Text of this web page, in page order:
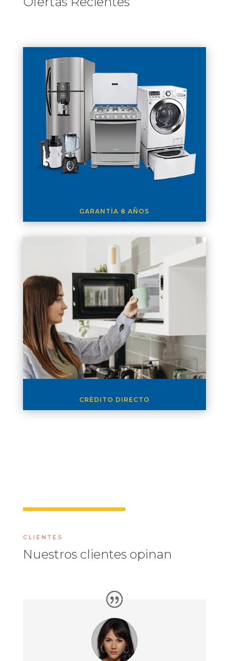
GARANTÌA 8 AÑOS
CRÈDITO DIRECTO
CLIENTES
Nuestros clientes opinan